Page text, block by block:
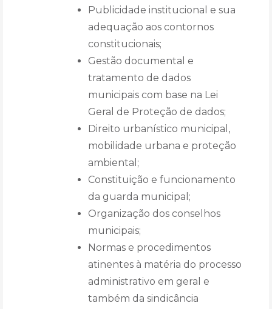
Publicidade institucional e sua
adequação aos contornos
constitucionais;
Gestão documental e
tratamento de dados
municipais com base na Lei
Geral de Proteção de dados;
Direito urbanístico municipal,
mobilidade urbana e proteção
ambiental;
Constituição e funcionamento
da guarda municipal;
Organização dos conselhos
municipais;
Normas e procedimentos
atinentes à matéria do processo
administrativo em geral e
também da sindicância